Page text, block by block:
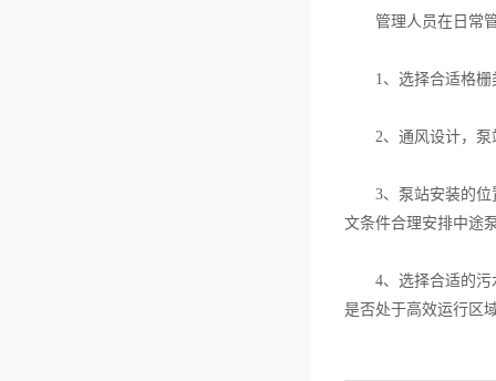
管理人员在日常管
1、选择合适格栅类
2、通风设计，泵站
3、泵站安装的位置
文条件合理安排中途
4、选择合适的污水
是否处于高效运行区